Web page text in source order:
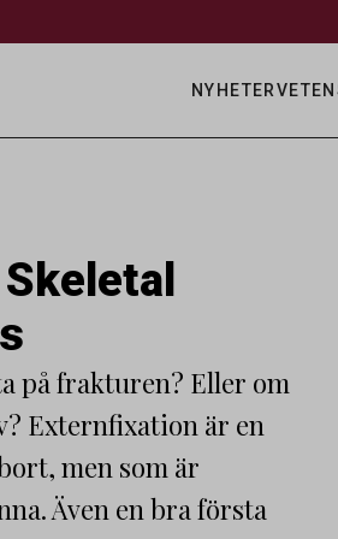
NYHETER
på frakturen? Eller om
Externfixation är en
men som är
Även en bra första